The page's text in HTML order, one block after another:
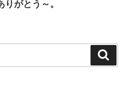
がとう～。